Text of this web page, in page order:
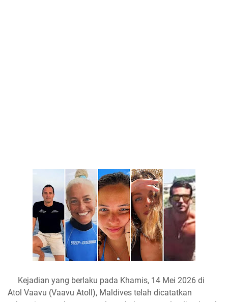
Kejadian yang berlaku pada Khamis, 14 Mei 2026 di
Atol Vaavu (Vaavu Atoll), Maldives telah dicatatkan